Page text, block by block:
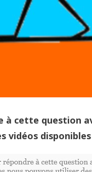
à cette question
vidéos